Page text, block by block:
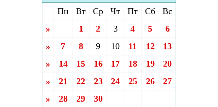
Пн Вт Ср Чт Пт Сб
Вс
»
1 2 3 4 5
6
»
7 8 9 10 11 12
13
»
14 15 16 17 18 19
20
»
21 22 23 24 25 26
27
»
28 29 30